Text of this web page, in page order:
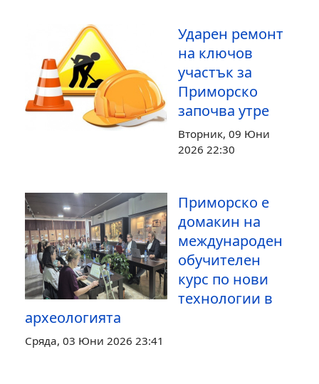
Ударен ремонт
на ключов
участък за
Приморско
започва утре
Вторник, 09 Юни
2026 22:30
Приморско е
домакин на
международен
обучителен
курс по нови
технологии в
археологията
Сряда, 03 Юни 2026 23:41